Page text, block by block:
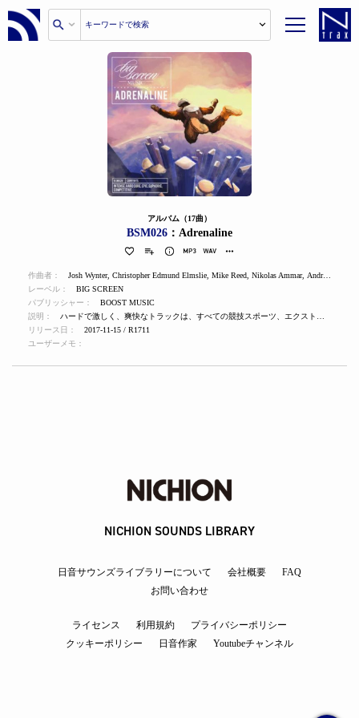
アルバム（17曲）
BSM026 ：Adrenaline
作曲者： Josh Wynter, Christopher Edmund Elmslie Mike Reed Nikolas Ammar, Andrew Joy
レーベル：
BIG SCREEN
パブリッシャー：
BOOST MUSIC
説明：
リリース日：
2017-11-15 / R1711
ユーザーメモ：
NICHION SOUNDS LIBRARY
日音サウンズライブラリーについて 会社概要
FAQ
お問い合わせ
ライセンス 利用規約
プライバシーポリシー
クッキーポリシー
日音作家 Youtubeチャンネル